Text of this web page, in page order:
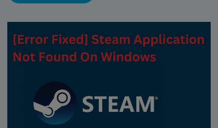
Recoverit Gratis
Recupera datos perdidos/eliminados gratis
Otros Productos
VER TODAS LAS FUNCIONES
search